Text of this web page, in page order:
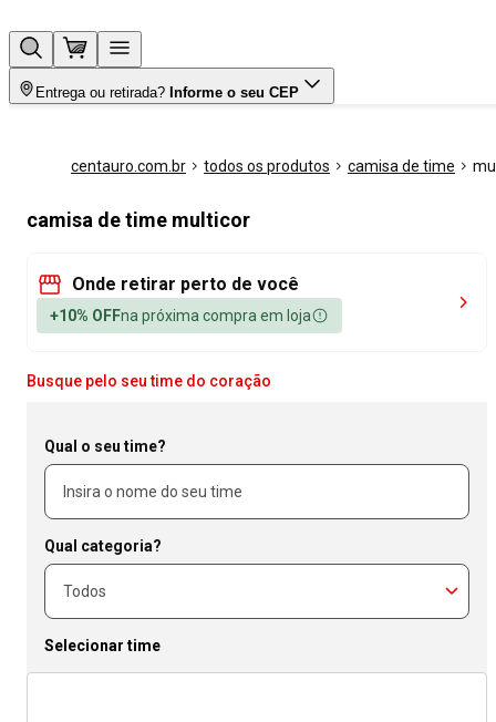
Entrega ou retirada? Informe o seu CEP
centauro.com.br todos os produtos camisa de time
camisa de time multicor
Onde retirar perto de você
+10% OFFna próxima compra em loja
Busque pelo seu time do coração
Qual o seu time?
Qual categoria?
Selecionar time